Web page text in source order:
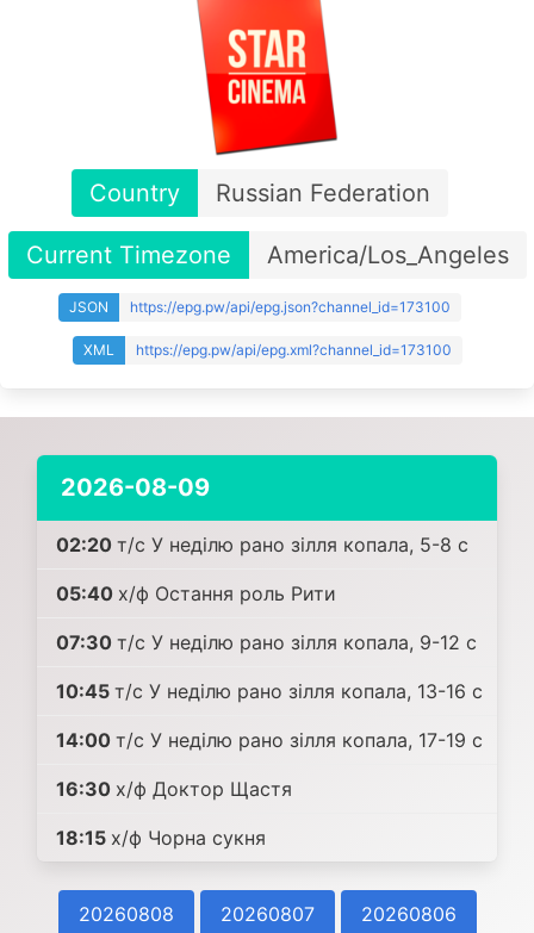
Country Russian Federation
Current Timezone America/Los_Angeles
JSON https://epg.pw/api/epg.json?channel_id=173100
XML https://epg.pw/api/epg.xml?channel_id=173100
2026-08-09
02:20 т/с У неділю рано зілля копала, 5-8 c
05:40 х/ф Остання роль Рити
07:30 т/с У неділю рано зілля копала, 9-12 c
10:45 т/с У неділю рано зілля копала, 13-16 c
14:00 т/с У неділю рано зілля копала, 17-19 c
16:30 х/ф Доктор Щастя
18:15 х/ф Чорна сукня
20260808 20260807
20260806